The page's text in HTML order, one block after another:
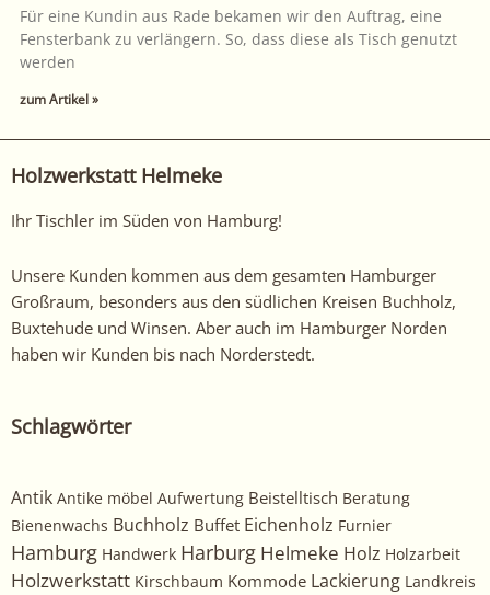
Für eine Kundin aus Rade bekamen wir den Auftrag, eine
Fensterbank zu verlängern. So, dass diese als Tisch genutzt
werden
zum Artikel »
Holzwerkstatt Helmeke
Ihr Tischler im Süden von Hamburg!
Unsere Kunden kommen aus dem gesamten Hamburger
Großraum, besonders aus den südlichen Kreisen Buchholz,
Buxtehude und Winsen. Aber auch im Hamburger Norden
haben wir Kunden bis nach Norderstedt.
Schlagwörter
Antik Antike möbel Aufwertung Beistelltisch Beratung
Bienenwachs Buchholz Buffet Eichenholz Furnier
Hamburg Handwerk Harburg Helmeke Holz Holzarbeit
Holzwerkstatt Kirschbaum Kommode Lackierung Landkreis